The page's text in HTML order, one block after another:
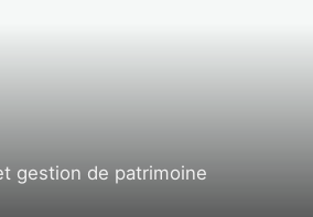
gestion de patrimoine